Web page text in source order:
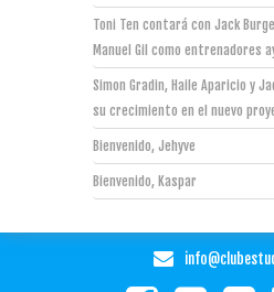
Toni Ten contará con Jack
Manuel Gil como entrenadores
Simon Gradin, Haile Aparicio y
su crecimiento en el nuevo
Bienvenido, Jehyve
Bienvenido, Kaspar